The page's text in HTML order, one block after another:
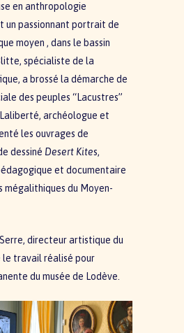
en anthropologie
un passionnant portrait de
moyen , dans le bassin
spécialiste de la
a brossé la démarche de
des peuples “Lacustres”
archéologue et
les ouvrages de
dessiné Desert Kites,
et documentaire
mégalithiques du Moyen-
directeur artistique du
le travail réalisé pour
du musée de Lodève.